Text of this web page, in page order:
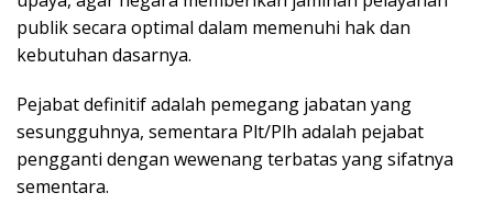
publik secara optimal dalam memenuhi hak dan
kebutuhan dasarnya.
Pejabat definitif adalah pemegang jabatan yang
sesungguhnya, sementara Plt/Plh adalah pejabat
pengganti dengan wewenang terbatas yang sifatnya
sementara.